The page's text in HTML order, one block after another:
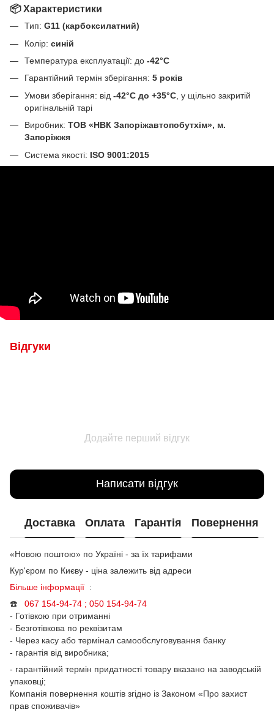
📦 Характеристики
Тип: G11 (карбоксилатний)
Колір: синій
Температура експлуатації: до -42°C
Гарантійний термін зберігання: 5 років
Умови зберігання: від -42°C до +35°C , у щільно закритій
оригінальній тарі
Виробник: ТОВ «НВК Запоріжавтопобутхім», м.
Запоріжжя
Система якості: ISO 9001:2015
Відгуки
Додайте перший відгук
Написати відгук
Доставка Оплата Гарантія Повернення
«Новою поштою» по Україні - за їх тарифами
Кур'єром по Києву - ціна залежить від адреси
Більше інформації :
☎️ 067 154-94-74 ; 050 154-94-74
- Готівкою при отриманні
- Безготівкова по реквізитам
- Через касу або термінал самообслуговування банку
- гарантія від виробника;
- гарантійний термін придатності товару вказано на заводській
упаковці;
Компанія повернення коштів згідно із Законом «Про захист
прав споживачів»